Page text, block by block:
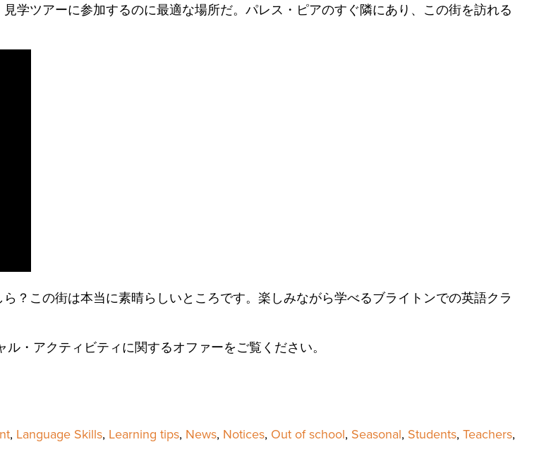
学ツアーに参加するのに最適な場所だ。パレス・ピアのすぐ隣にあり、この街を訪れる
？この街は本当に素晴らしいところです。楽しみながら学べるブライトンでの英語クラ
・アクティビティに関するオファーをご覧ください。
, Language Skills, Learning tips, News, Notices, Out of school, Seasonal, Students, Teachers,